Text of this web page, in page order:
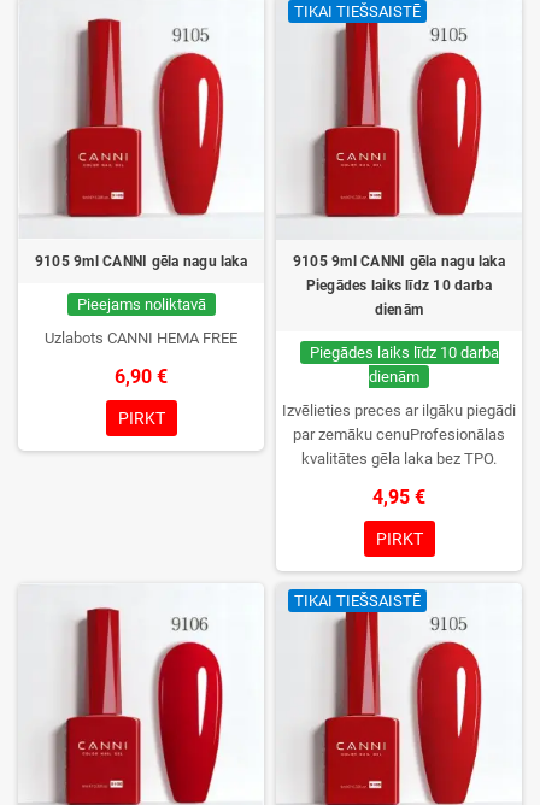
tikai jūs.
9105 9ml CANNI gēla nagu laka
Pieejams noliktavā
Uzlabots CANNI HEMA FREE
6,90 €
PIRKT
TIKAI TIEŠSAISTĒ
9105 9ml CANNI gēla nagu laka
Piegādes laiks līdz 10 darba
dienām
Piegādes laiks līdz 10 darba
dienām
Izvēlieties preces ar ilgāku piegādi
par zemāku cenuProfesionālas
kvalitātes gēla laka bez TPO.
izvēle, lieliska sacietēšana
UV/LED lampās un ilgstoša
noturība. Katrs flakons iepakots
kastītē – pirmo reizi to atvērsiet
tikai jūs.
4,95 €
PIRKT
TIKAI TIEŠSAISTĒ